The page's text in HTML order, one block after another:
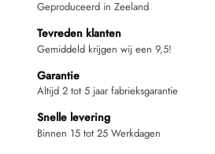
Geproduceerd in Zeeland
Tevreden klanten
Gemiddeld krijgen wij een 9,5!
Garantie
Altijd 2 tot 5 jaar fabrieksgarantie
Snelle levering
Binnen 15 tot 25 Werkdagen